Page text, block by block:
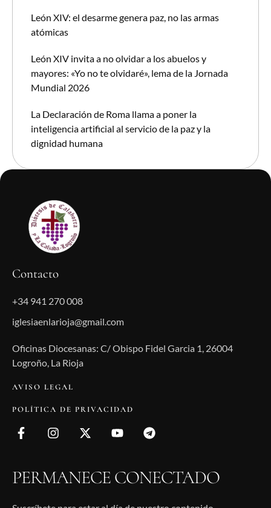
León XIV: el desarme genera paz, no las armas
atómicas
León XIV invita a no olvidar a los abuelos y
mayores: «Yo no te olvidaré», lema de la Jornada
Mundial 2026
La Declaración de Roma llama a poner la
inteligencia artificial al servicio de la paz y la
dignidad humana
Contacto
+34 941 270 008
iglesiaenlarioja@gmail.com
Oficinas Diocesanas: C/ Obispo Fidel Garcia 1, 26004
Logroño, La Rioja
AVISO LEGAL
POLÍTICA DE PRIVACIDAD
PERMANECE CONECTADO